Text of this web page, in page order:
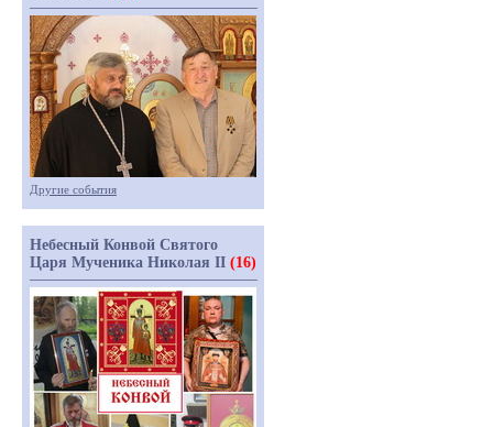
Другие события
Небесный Конвой Святого
Царя Мученика Николая II (16)